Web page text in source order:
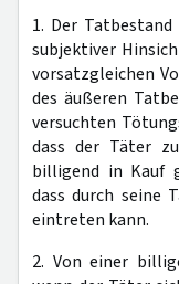
1. Der
subjektiver
vorsatzgleichen
des äußeren
versuchten
dass der Täter
billigend in Kauf
dass durch seine
eintreten kann.
2. Von einer